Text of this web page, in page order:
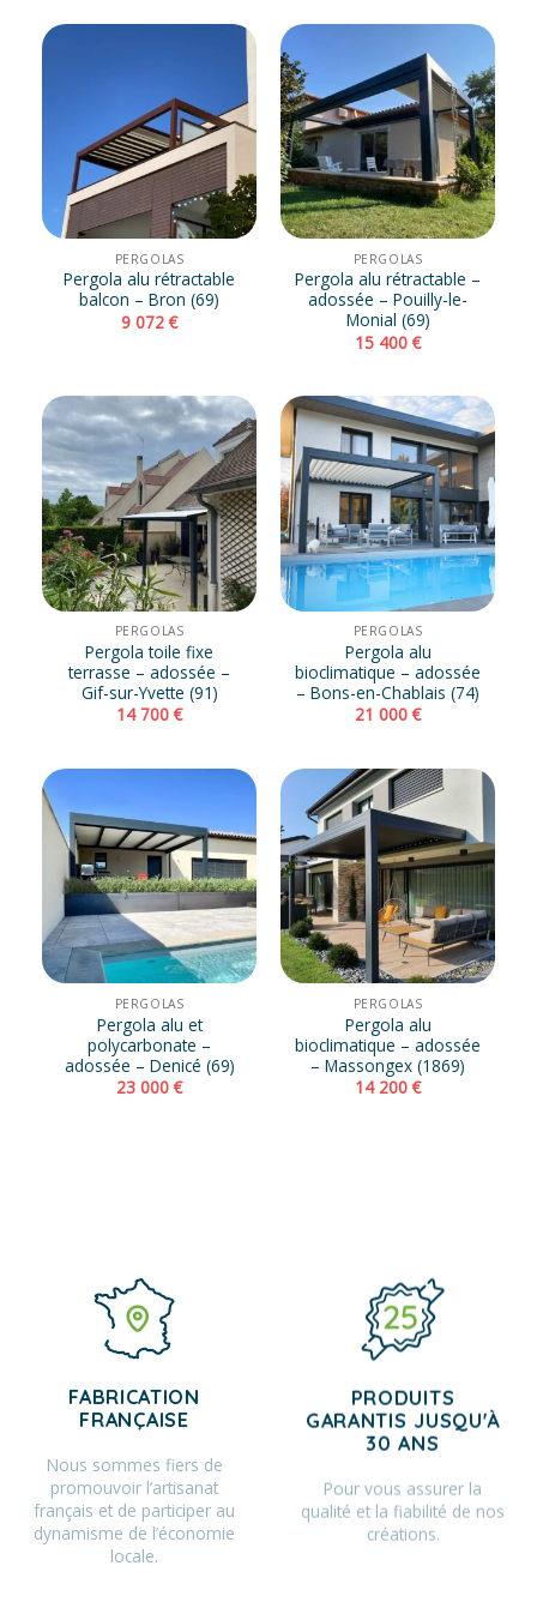
PERGOLAS
Pergola alu rétractable
balcon – Bron (69)
9 072€
PERGOLAS
Pergola alu rétractable –
adossée – Pouilly-le-
Monial (69)
15 400€
PERGOLAS
Pergola toile fixe
terrasse – adossée –
Gif-sur-Yvette (91)
14 700€
PERGOLAS
Pergola alu
bioclimatique – adossée
– Bons-en-Chablais (74)
21 000€
PERGOLAS
Pergola alu et
polycarbonate –
adossée – Denicé (69)
23 000€
PERGOLAS
Pergola alu
bioclimatique – adossée
– Massongex (1869)
14 200€
FABRICATION
FRANÇAISE
Nous sommes fiers de
promouvoir l’artisanat
français et de participer au
dynamisme de l’économie
locale.
PRODUITS
GARANTIS JUSQU'À
30 ANS
Pour vous assurer la
qualité et la fiabilité de nos
créations.